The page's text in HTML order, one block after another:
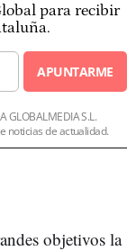
para recibir
APUNTARME
GLOBALMEDIA S.L.
noticias de actualidad.
objetivos la